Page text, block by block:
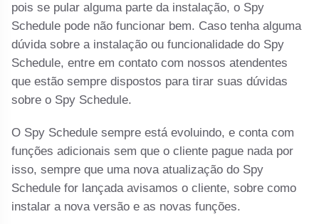
pois se pular alguma parte da instalação, o Spy
Schedule pode não funcionar bem. Caso tenha alguma
dúvida sobre a instalação ou funcionalidade do Spy
Schedule, entre em contato com nossos atendentes
que estão sempre dispostos para tirar suas dúvidas
sobre o Spy Schedule.
O Spy Schedule sempre está evoluindo, e conta com
funções adicionais sem que o cliente pague nada por
isso, sempre que uma nova atualização do Spy
Schedule for lançada avisamos o cliente, sobre como
instalar a nova versão e as novas funções.